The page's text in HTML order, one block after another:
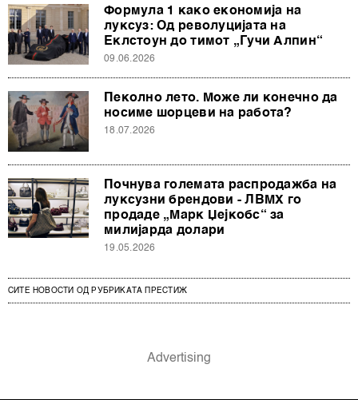
Формула 1 како економија на
луксуз: Од револуцијата на
Еклстоун до тимот „Гучи Алпин“
09.06.2026
Пеколно лето. Може ли конечно да
носиме шорцеви на работа?
18.07.2026
Почнува големата распродажба на
луксузни брендови - ЛВМХ го
продаде „Марк Џејкобс“ за
милијарда долари
19.05.2026
СИТЕ НОВОСТИ ОД РУБРИКАТА ПРЕСТИЖ